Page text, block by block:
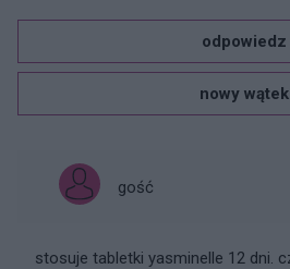
odpowiedz
nowy wątek
gość
stosuje tabletki yasminelle 12 dni.